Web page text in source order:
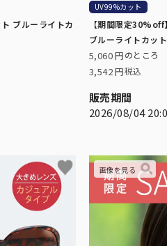
全ての折りたたみ傘
こちらから全ての折りたたみ傘をご
ブルーライトカ
UV99%カット
【期間限定
ブルーライトカット
5,060 のところ
3,542 税込
販売期間
2026/08/04